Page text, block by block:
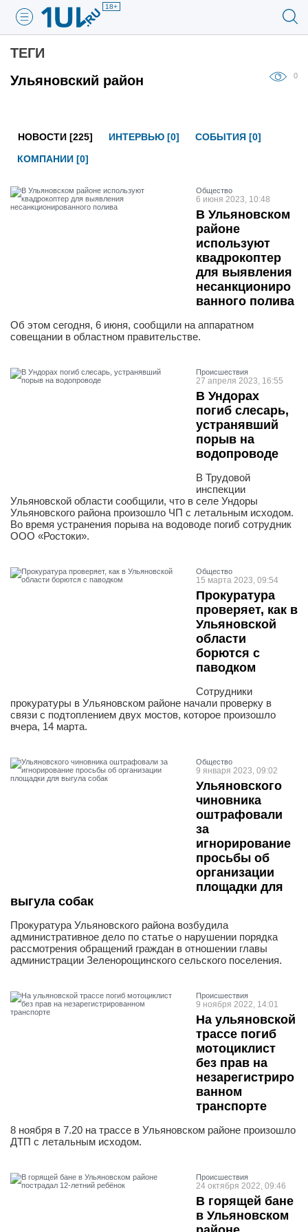
18+
ТЕГИ
Ульяновский район
0
НОВОСТИ [225] ИНТЕРВЬЮ [0]
СОБЫТИЯ [0]
КОМПАНИИ [0]
Общество
6 июня 2023, 10:48
В Ульяновском
районе
используют
квадрокоптер
для выявления
несанкциониро
ванного полива
Об этом сегодня, 6 июня, сообщили на аппаратном
совещании в областном правительстве.
Проиcшествия
27 апреля 2023, 16:55
В Ундорах
погиб слесарь,
устранявший
порыв на
водопроводе
В Трудовой
инспекции
Ульяновской области сообщили, что в селе Ундоры
Ульяновского района произошло ЧП с летальным исходом.
Во время устранения порыва на водоводе погиб сотрудник
ООО «Ростоки».
Общество
15 марта 2023, 09:54
Прокуратура
проверяет, как в
Ульяновской
области
борются с
паводком
Сотрудники
прокуратуры в Ульяновском районе начали проверку в
связи с подтоплением двух мостов, которое произошло
вчера, 14 марта.
Общество
9 января 2023, 09:02
Ульяновского
чиновника
оштрафовали
за
игнорирование
просьбы об
организации
площадки для
выгула собак
Прокуратура Ульяновского района возбудила
административное дело по статье о нарушении порядка
рассмотрения обращений граждан в отношении главы
администрации Зеленорощинского сельского поселения.
Проиcшествия
9 ноября 2022, 14:01
На ульяновской
трассе погиб
мотоциклист
без прав на
незарегистриро
ванном
транспорте
8 ноября в 7.20 на трассе в Ульяновском районе произошло
ДТП с летальным исходом.
Проиcшествия
24 октября 2022, 09:46
В горящей бане
в Ульяновском